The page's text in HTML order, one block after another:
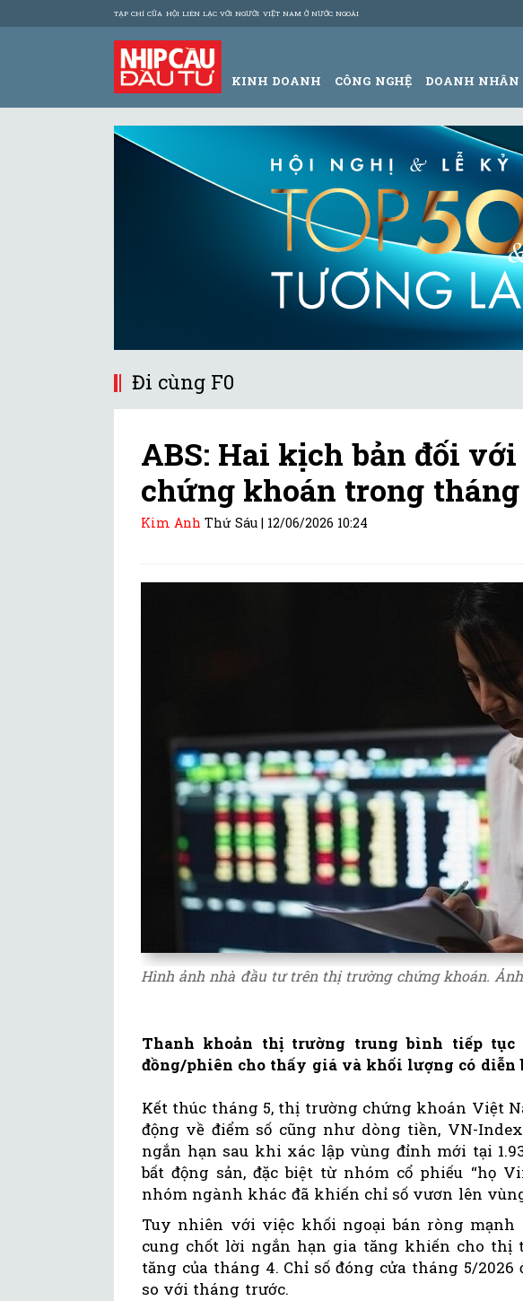
TẠP CHÍ CỦA HỘI LIÊN LẠC VỚI NGƯỜI VIỆT NAM Ở NƯỚC NGOÀI
KINH DOANH CÔNG NGHỆ DOANH NHÂN
Đi cùng F0
ABS: Hai kịch bản đối
chứng khoán trong
Kim Anh Thứ Sáu | 12/06/2026 10:24
Hình ảnh nhà đầu tư trên thị trường chứng khoán.
Thanh khoản thị trường trung bình tiếp tục
đồng/phiên cho thấy giá và khối lượng có diễn
Kết thúc tháng 5, thị trường chứng khoán Việt
động về điểm số cũng như dòng tiền, VN-
ngắn hạn sau khi xác lập vùng đỉnh mới tại
bất động sản, đặc biệt từ nhóm cổ phiếu “họ
nhóm ngành khác đã khiến chỉ số vươn lên
Tuy nhiên với việc khối ngoại bán ròng
cung chốt lời ngắn hạn gia tăng khiến cho thị
tăng của tháng 4. Chỉ số đóng cửa tháng 5/2026
so với tháng trước.